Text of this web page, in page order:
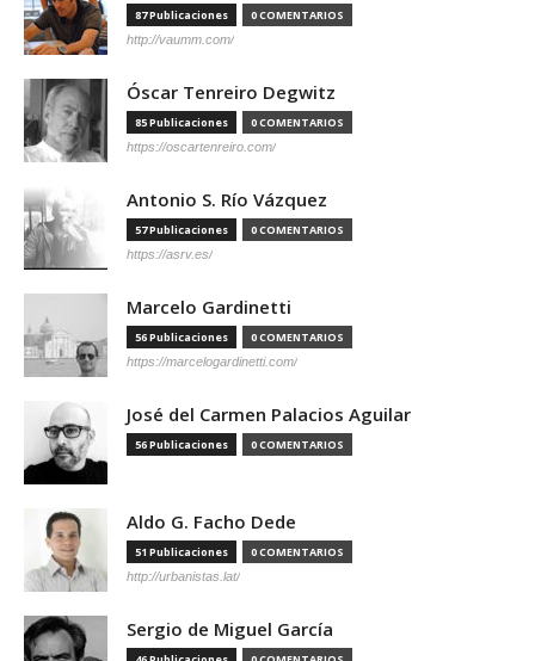
87 Publicaciones 0 COMENTARIOS
http://vaumm.com/
Óscar Tenreiro Degwitz
85 Publicaciones 0 COMENTARIOS
https://oscartenreiro.com/
Antonio S. Río Vázquez
57 Publicaciones 0 COMENTARIOS
https://asrv.es/
Marcelo Gardinetti
56 Publicaciones 0 COMENTARIOS
https://marcelogardinetti.com/
José del Carmen Palacios Aguilar
56 Publicaciones 0 COMENTARIOS
Aldo G. Facho Dede
51 Publicaciones 0 COMENTARIOS
http://urbanistas.lat/
Sergio de Miguel García